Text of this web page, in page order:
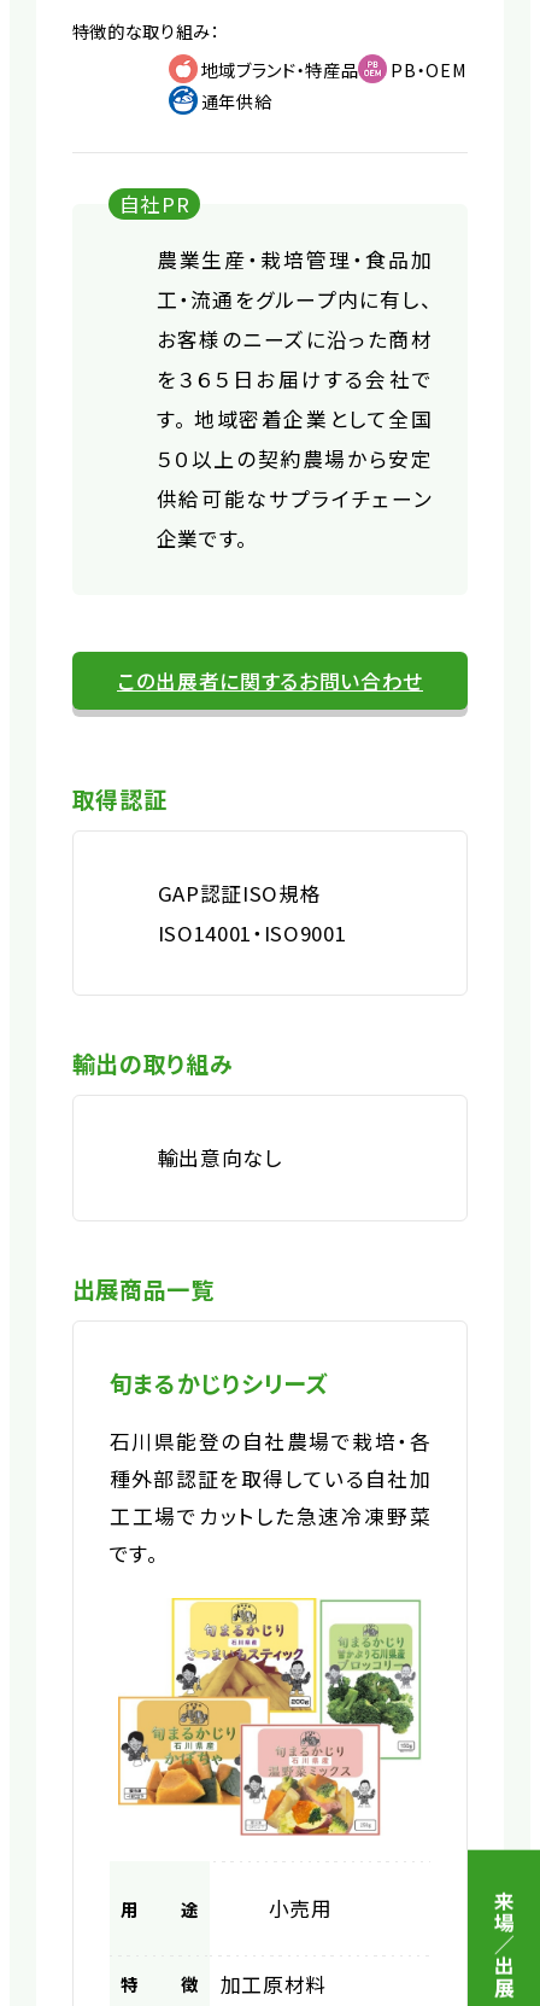
来場／出展 申込
特徴的な取り組み：
地域ブランド・特産品
PB・OEM
通年供給
自社PR
農業生産・栽培管理・食品加
工・流通をグループ内に有し、
お客様のニーズに沿った商材
を３６５日お届けする会社で
す。 地域密着企業として全国
５０以上の契約農場から安定
供給可能なサプライチェーン
企業です。
この出展者に関するお問い合わせ
取得認証
GAP認証ISO規格
ISO14001・ISO9001
輸出の取り組み
輸出意向なし
出展商品一覧
旬まるかじりシリーズ
石川県能登の自社農場で栽培・各
種外部認証を取得している自社加
工工場でカットした急速冷凍野菜
です。
用途 小売用
特徴 加工原材料